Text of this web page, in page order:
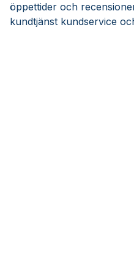
öppettider och
kundtjänst kundservice